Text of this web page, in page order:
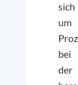
sich
um
bei
der